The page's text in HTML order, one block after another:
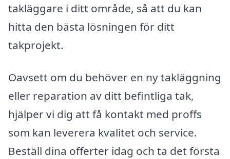
takläggare i ditt område, så att du kan
hitta den bästa lösningen för ditt
takprojekt.
Oavsett om du behöver en ny takläggning
eller reparation av ditt befintliga tak,
hjälper vi dig att få kontakt med proffs
som kan leverera kvalitet och service.
Beställ dina offerter idag och ta det första